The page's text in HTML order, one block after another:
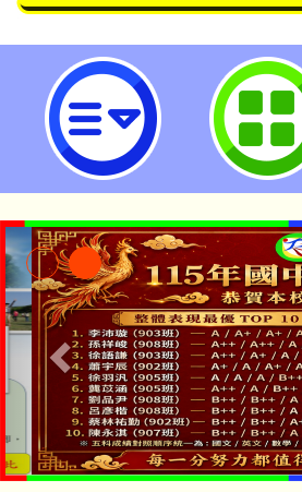
本市113年「友善校
品繳交時間延至113
「本色祭」